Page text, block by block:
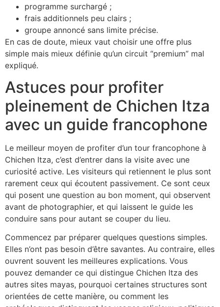
programme surchargé ;
frais additionnels peu clairs ;
groupe annoncé sans limite précise.
En cas de doute, mieux vaut choisir une offre plus
simple mais mieux définie qu’un circuit “premium” mal
expliqué.
Astuces pour profiter
pleinement de Chichen Itza
avec un guide francophone
Le meilleur moyen de profiter d’un tour francophone à
Chichen Itza, c’est d’entrer dans la visite avec une
curiosité active. Les visiteurs qui retiennent le plus sont
rarement ceux qui écoutent passivement. Ce sont ceux
qui posent une question au bon moment, qui observent
avant de photographier, et qui laissent le guide les
conduire sans pour autant se couper du lieu.
Commencez par préparer quelques questions simples.
Elles n’ont pas besoin d’être savantes. Au contraire, elles
ouvrent souvent les meilleures explications. Vous
pouvez demander ce qui distingue Chichen Itza des
autres sites mayas, pourquoi certaines structures sont
orientées de cette manière, ou comment les